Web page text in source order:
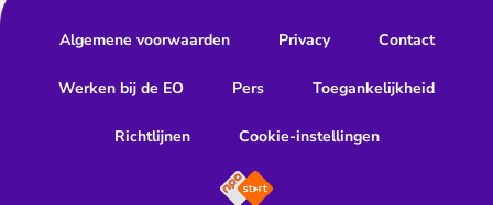
Algemene voorwaarden Privacy Contact
Werken bij de EO Pers Toegankelijkheid
Richtlijnen Cookie-instellingen